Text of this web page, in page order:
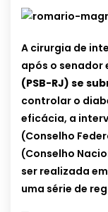
A cirurgia de
após o senador
(PSB-RJ) se
controlar o
eficácia, a
(Conselho
(Conselho
ser realizada
uma série de